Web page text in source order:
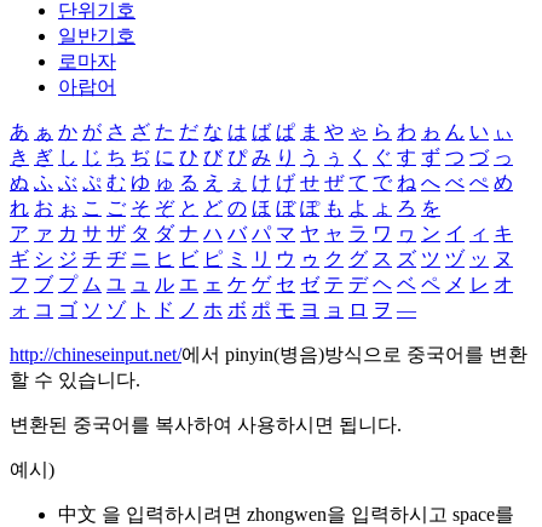
단위기호
일반기호
로마자
아랍어
あ ぁ か が さ ざ た だ な は ば ぱ ま や ゃ ら わ ゎ ん い ぃ
き ぎ し じ ち ぢ に ひ び ぴ み り う ぅ く ぐ す ず つ づ っ
ぬ ふ ぶ ぷ む ゆ ゅ る え ぇ け げ せ ぜ て で ね へ べ ぺ め
れ お ぉ こ ご そ ぞ と ど の ほ ぼ ぽ も よ ょ ろ を
ア ァ カ サ ザ タ ダ ナ ハ バ パ マ ヤ ャ ラ ワ ヮ ン イ ィ キ
ギ シ ジ チ ヂ ニ ヒ ビ ピ ミ リ ウ ゥ ク グ ス ズ ツ ヅ ッ ヌ
フ ブ プ ム ユ ュ ル エ ェ ケ ゲ セ ゼ テ デ ヘ ベ ペ メ レ オ
ォ コ ゴ ソ ゾ ト ド ノ ホ ボ ポ モ ヨ ョ ロ ヲ ―
http://chineseinput.net/에서 pinyin(병음)방식으로 중국어를 변환
할 수 있습니다.
변환된 중국어를 복사하여 사용하시면 됩니다.
예시)
中文 을 입력하시려면 zhongwen을 입력하시고 space를